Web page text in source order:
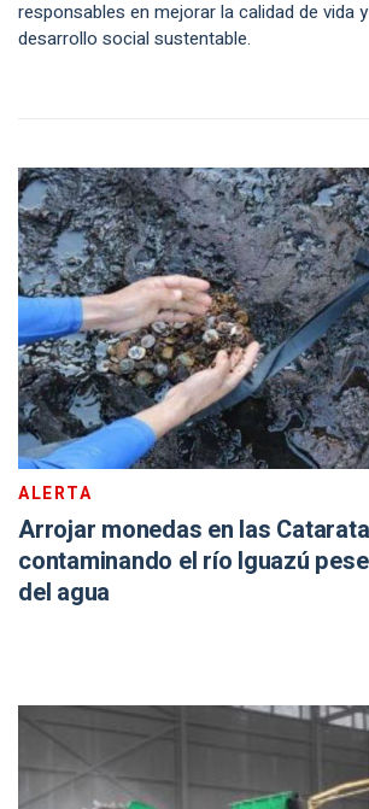
responsables en mejorar la calidad de vida
desarrollo social sustentable.
ALERTA
Arrojar monedas en las
contaminando el río Iguazú
del agua